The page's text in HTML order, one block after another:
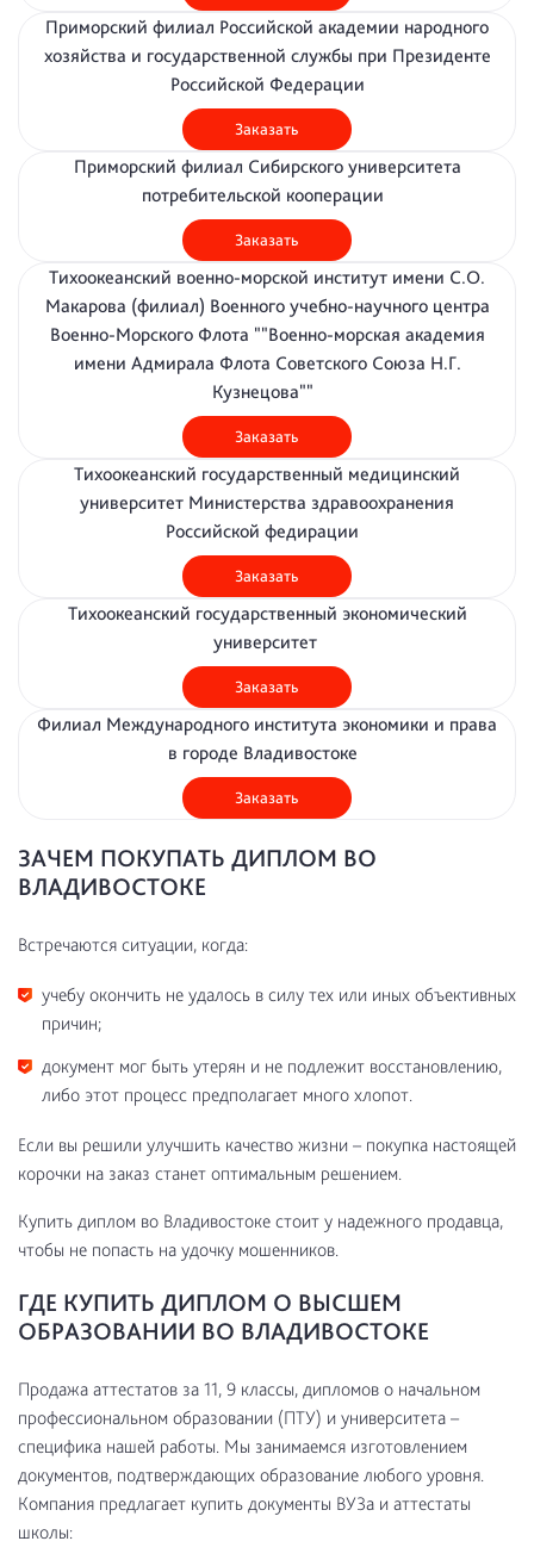
Приморский филиал Российской академии народного
хозяйства и государственной службы при Президенте
Российской Федерации
Заказать
Приморский филиал Сибирского университета
потребительской кооперации
Заказать
Тихоокеанский военно-морской институт имени С.О.
Макарова (филиал) Военного учебно-научного центра
Военно-Морского Флота ""Военно-морская академия
имени Адмирала Флота Советского Союза Н.Г.
Кузнецова""
Заказать
Тихоокеанский государственный медицинский
университет Министерства здравоохранения
Российской федирации
Заказать
Тихоокеанский государственный экономический
университет
Заказать
Филиал Международного института экономики и права
в городе Владивостоке
Заказать
ЗАЧЕМ ПОКУПАТЬ ДИПЛОМ ВО
ВЛАДИВОСТОКЕ
Встречаются ситуации, когда:
учебу окончить не удалось в силу тех или иных объективных
причин;
документ мог быть утерян и не подлежит восстановлению,
либо этот процесс предполагает много хлопот.
Если вы решили улучшить качество жизни – покупка настоящей
корочки на заказ станет оптимальным решением.
Купить диплом во Владивостоке стоит у надежного продавца,
чтобы не попасть на удочку мошенников.
ГДЕ КУПИТЬ ДИПЛОМ О ВЫСШЕМ
ОБРАЗОВАНИИ ВО ВЛАДИВОСТОКЕ
Продажа аттестатов за 11, 9 классы, дипломов о начальном
профессиональном образовании (ПТУ) и университета –
специфика нашей работы. Мы занимаемся изготовлением
документов, подтверждающих образование любого уровня.
Компания предлагает купить документы ВУЗа и аттестаты
школы: